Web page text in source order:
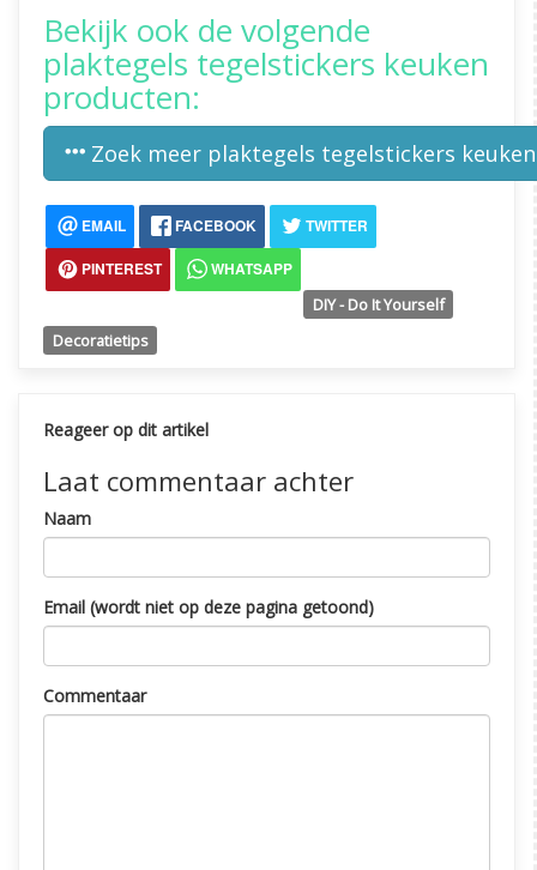
Bekijk ook de volgende
plaktegels tegelstickers keuken
producten:
Zoek meer plaktegels tegelstickers
EMAIL FACEBOOK
TWITTER
PINTEREST
WHATSAPP
DIY - Do It Yourself
Decoratietips
Reageer op dit artikel
Laat commentaar achter
Naam
Email (wordt niet op deze pagina getoond)
Commentaar